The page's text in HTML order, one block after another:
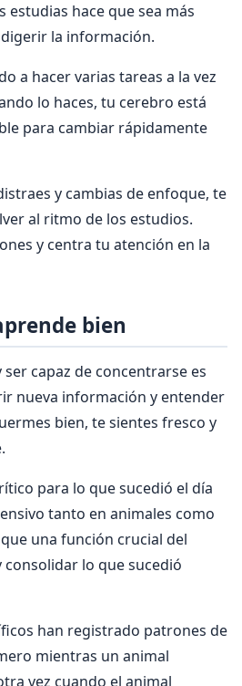
estudias hace que sea más
la información.
a hacer varias tareas a la vez
lo haces, tu cerebro está
para cambiar rápidamente
y cambias de enfoque, te
al ritmo de los estudios.
y centra tu atención en la
bien
capaz de concentrarse es
nueva información y entender
bien, te sientes fresco y
para lo que sucedió el día
tanto en animales como
una función crucial del
lo que sucedió
han registrado patrones de
mientras un animal
vez cuando el animal